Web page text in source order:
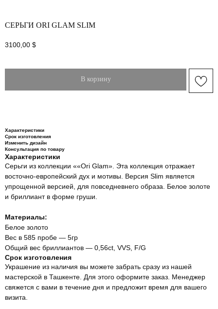
СЕРЬГИ ORI GLAM SLIM
3100,00 $
В корзину
Характеристики
Срок изготовления
Изменить дизайн
Консультация по товару
Характеристики
Серьги из коллекции ««Ori Glam». Эта коллекция отражает
восточно-европейский дух и мотивы. Версия Slim является
упрощенной версией, для повседневнего образа. Белое золоте
и бриллиант в форме груши.
Материалы:
Белое золото
Вес в 585 пробе — 5гр
Общий вес бриллиантов — 0,56ct, VVS, F/G
Срок изготовления
Украшение из наличия вы можете забрать сразу из нашей
мастерской в Ташкенте. Для этого оформите заказ. Менеджер
свяжется с вами в течение дня и предложит время для вашего
визита.